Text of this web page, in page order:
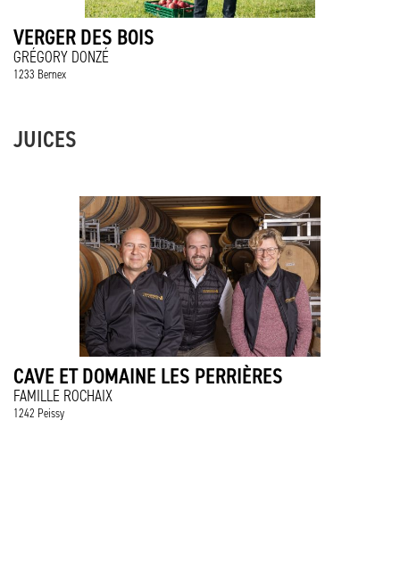
VERGER DES BOIS
GRÉGORY DONZÉ
1233 Bernex
JUICES
CAVE ET DOMAINE LES PERRIÈRES
FAMILLE ROCHAIX
1242 Peissy